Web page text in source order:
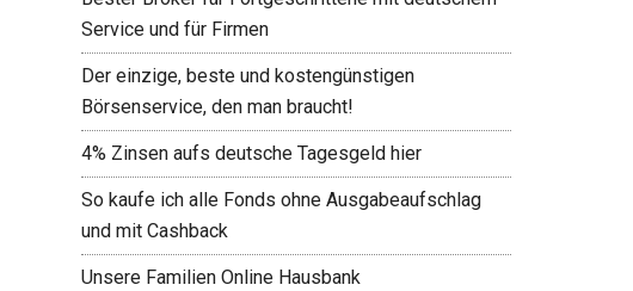
Service und für Firmen
Der einzige, beste und kostengünstigen
Börsenservice, den man braucht!
4% Zinsen aufs deutsche Tagesgeld hier
So kaufe ich alle Fonds ohne Ausgabeaufschlag
und mit Cashback
Unsere Familien Online Hausbank